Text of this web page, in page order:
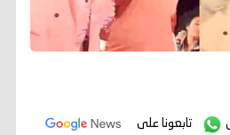
تابعونا على